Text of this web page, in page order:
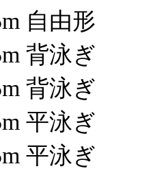
自由形
背泳ぎ
背泳ぎ
平泳ぎ
平泳ぎ